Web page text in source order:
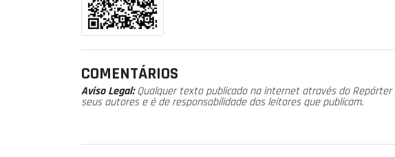
COMENTÁRIOS
Aviso Legal:Qualquer texto publicado na internet através do
seus autores e é de responsabilidade dos leitores que publicam.